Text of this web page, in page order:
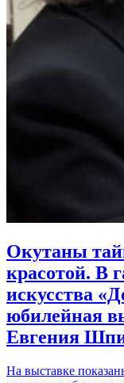
Окутаны
красотой. В
искусства
юбилейная
Евгения
На выставке